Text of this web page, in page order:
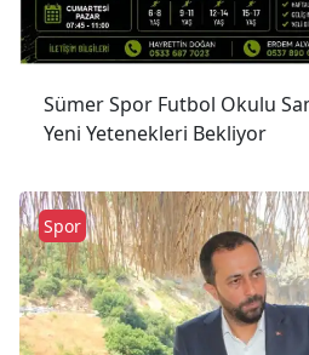
Sümer Spor Futbol Okulu
Yeni Yetenekleri Bekliyor
Spor